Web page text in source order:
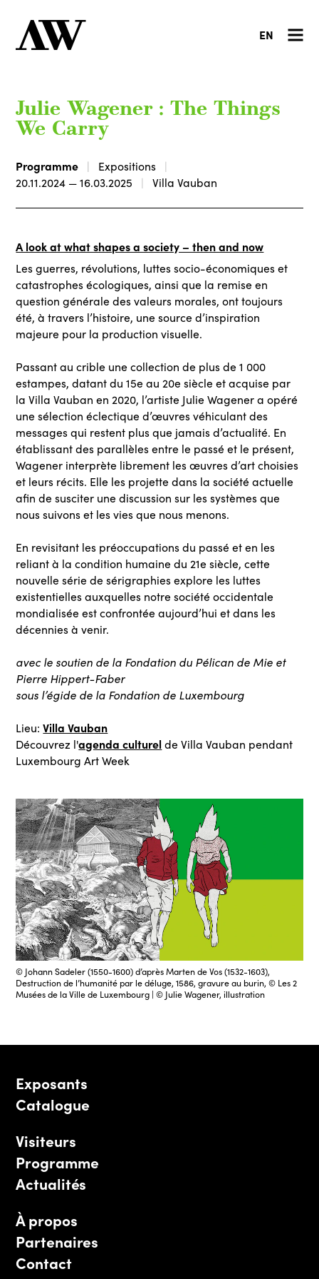
EN
Julie Wagener : The Things
We Carry
Programme
Expositions
20.11.2024 — 16.03.2025
Villa Vauban
A look at what shapes a society – then and now
Les guerres, révolutions, luttes socio-économiques et
catastrophes écologiques, ainsi que la remise en
question générale des valeurs morales, ont toujours
été, à travers l’histoire, une source d’inspiration
majeure pour la production visuelle.
Passant au crible une collection de plus de 1 000
estampes, datant du 15e au 20e siècle et acquise par
la Villa Vauban en 2020, l’artiste Julie Wagener a opéré
une sélection éclectique d’œuvres véhiculant des
messages qui restent plus que jamais d’actualité. En
établissant des parallèles entre le passé et le présent,
Wagener interprète librement les œuvres d’art choisies
et leurs récits. Elle les projette dans la société actuelle
afin de susciter une discussion sur les systèmes que
nous suivons et les vies que nous menons.
En revisitant les préoccupations du passé et en les
reliant à la condition humaine du 21e siècle, cette
nouvelle série de sérigraphies explore les luttes
existentielles auxquelles notre société occidentale
mondialisée est confrontée aujourd’hui et dans les
décennies à venir.
avec le soutien de la Fondation du Pélican de Mie et
Pierre Hippert-Faber
sous l’égide de la Fondation de Luxembourg
Lieu:Villa Vauban
Découvrez l'agenda culturel de Villa Vauban pendant
Luxembourg Art Week
© Johann Sadeler (1550-1600) d’après Marten de Vos (1532-1603),
Destruction de l’humanité par le déluge, 1586, gravure au burin, © Les 2
Musées de la Ville de Luxembourg | © Julie Wagener, illustration
Exposants
Catalogue
Visiteurs
Programme
Actualités
À propos
Partenaires
Contact